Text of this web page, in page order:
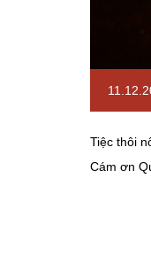
Tiệc thôi
Cám ơn